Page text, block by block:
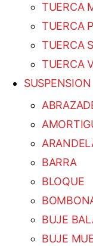
TUERCA
TUERCA
TUERCA
TUERCA
SUSPENSION
BARRA
BLOQUE
BUJE
BUJE